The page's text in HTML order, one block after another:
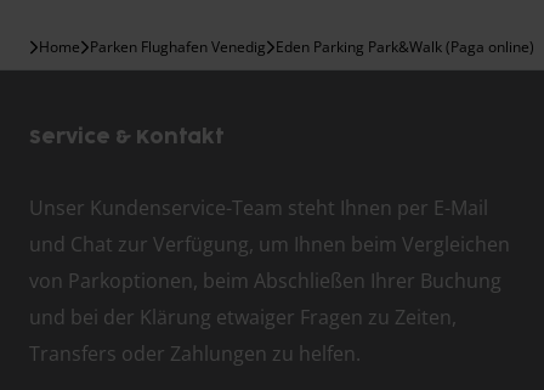
Home Parken Flughafen Venedig Eden Parking Park&Walk (Paga online)
Service & Kontakt
Unser Kundenservice-Team steht Ihnen per E-Mail
und Chat zur Verfügung, um Ihnen beim Vergleichen
von Parkoptionen, beim Abschließen Ihrer Buchung
und bei der Klärung etwaiger Fragen zu Zeiten,
Transfers oder Zahlungen zu helfen.